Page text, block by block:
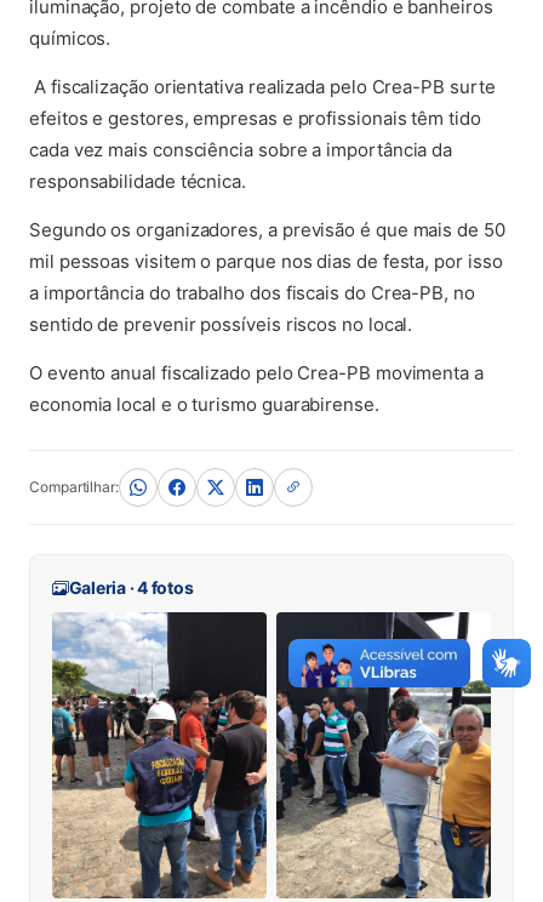
iluminação, projeto de combate a incêndio e banheiros
químicos.
A fiscalização orientativa realizada pelo Crea-PB surte
efeitos e gestores, empresas e profissionais têm tido
cada vez mais consciência sobre a importância da
responsabilidade técnica.
Segundo os organizadores, a previsão é que mais de 50
mil pessoas visitem o parque nos dias de festa, por isso
a importância do trabalho dos fiscais do Crea-PB, no
sentido de prevenir possíveis riscos no local.
O evento anual fiscalizado pelo Crea-PB movimenta a
economia local e o turismo guarabirense.
Compartilhar:
Galeria · 4 fotos